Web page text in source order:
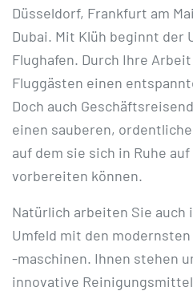
Düsseldorf, Frankfurt am
Dubai. Mit Klüh beginnt der
Flughafen. Durch Ihre
Fluggästen einen
Doch auch
einen sauberen,
auf dem sie sich in Ruhe
vorbereiten können.
Natürlich arbeiten Sie auch
Umfeld mit den
-maschinen. Ihnen stehen
innovative